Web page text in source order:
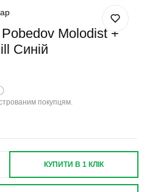
Molodist +
Синій
покупцям.
КУПИТИ В 1 КЛІК